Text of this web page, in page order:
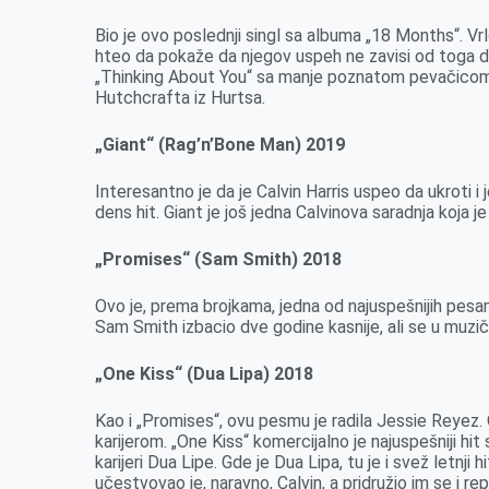
Bio je ovo poslednji singl sa albuma „18 Months“.
hteo da pokaže da njegov uspeh ne zavisi od toga
„Thinking About You“ sa manje poznatom
Hutchcrafta iz Hurtsa.
„Giant“ (Rag’n’Bone Man) 2019
Interesantno je da je Calvin Harris uspeo da ukroti i
dens hit. Giant je još jedna Calvinova saradnja koja
„Promises“ (Sam Smith) 2018
Ovo je, prema brojkama, jedna od najuspešnijih
Sam Smith izbacio dve godine kasnije, ali se u
„One Kiss“ (Dua Lipa) 2018
Kao i „Promises“, ovu pesmu je radila Jessie
karijerom. „One Kiss“ komercijalno je najuspešniji
karijeri Dua Lipe. Gde je Dua Lipa, tu je i svež letnji
učestvovao je, naravno, Calvin, a pridružio im se i